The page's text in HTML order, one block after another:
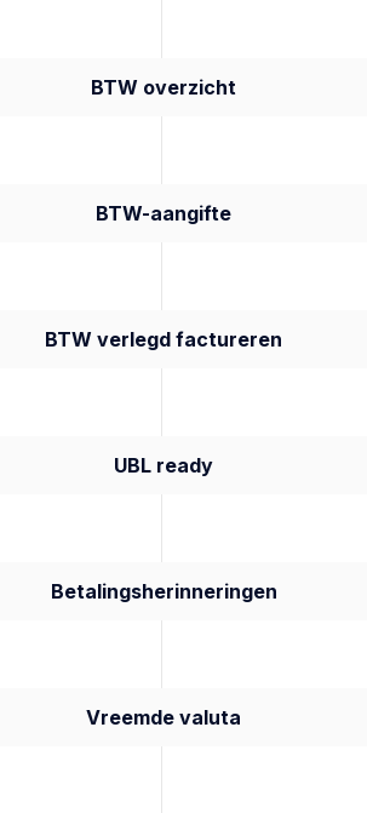
BTW overzicht
BTW-aangifte
BTW verlegd factureren
UBL ready
Betalingsherinneringen
Vreemde valuta